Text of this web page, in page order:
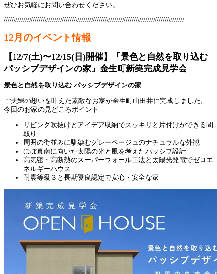
ぜひお気軽にお問い合わせください。
/////////////////////////////////////////////////////////////////////////////////////////////
12月のイベント情報
【12/7(土)〜12/15(日)開催】「景色と自然を取り込む
パッシブデザインの家」金生町新築完成見学会
景色と自然を取り込む パッシブデザインの家
ご夫婦の想いを叶えた素敵なお家が金生町山田井に完成しました。
今回のお家の見どころポイント
リビング吹抜けとアイデア収納でスッキリと片付けができる間
取り
周囲の街並みに馴染むグレーベージュのナチュラルな外観
ほぼ真南に向いた太陽の光と風を考えたパッシブ設計
高気密・高断熱のスーパーウォール工法と太陽光発電でゼロエ
ネルギーハウス
耐震等級３と長期優良認定で安心・安全な家